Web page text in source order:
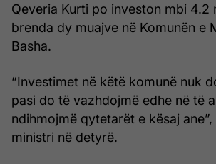
Qeveria Kurti po investon mbi 4.2
brenda dy muajve në Komunën e
Basha.
“Investimet në këtë komunë nuk
pasi do të vazhdojmë edhe në të
ndihmojmë qytetarët e kësaj
ministri në detyrë.